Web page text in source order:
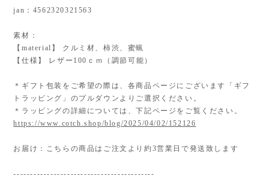
jan：4562320321563
素材：
【material】 クルミ材、柿渋、蜜蝋
【仕様】 レザー100ｃｍ（調節可能）
＊ギフト包装をご希望の際は、各商品ページにございます「ギフ
トラッピング」のプルダウンよりご選択ください。
＊ラッピングの詳細については、下記ページをご覧ください。
https://www.cotch.shop/blog/2025/04/02/152126
お届け：こちらの商品はご注文より約3営業日で発送致します
------------------------------------------